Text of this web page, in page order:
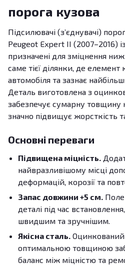
порога кузова
Підсилювачі (з’єднувачі)
Peugeot Expert II (2007–2016)
призначені для зміцнення
саме тієї ділянки, де елемент
автомобіля та зазнає
Деталь виготовлена з
забезпечує сумарну товщину
значно підвищує жорсткість
Основні переваги
Підвищена міцність.
найвразливішому місці
деформацій, корозії та
Запас довжини +5 см.
деталі під час
швидшим та зручнішим.
Якісна сталь. Оцинкований
оптимальною товщиною
баланс між міцністю та